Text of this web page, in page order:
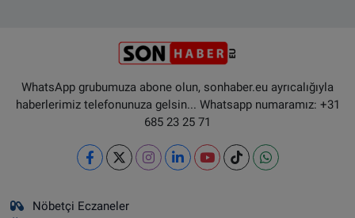
WhatsApp grubumuza abone olun, sonhaber.eu ayrıcalığıyla
haberlerimiz telefonunuza gelsin... Whatsapp numaramız: +31
685 23 25 71
Nöbetçi Eczaneler